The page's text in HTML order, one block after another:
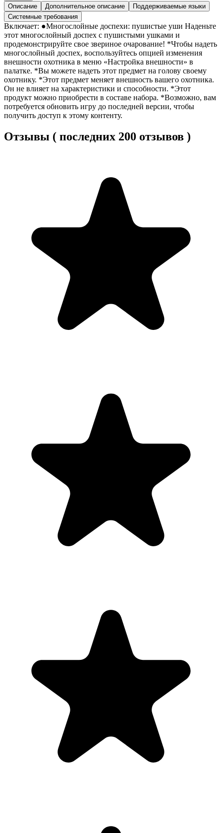
Описание
Дополнительное описание
Поддерживаемые языки
Системные требования
Включает: ●Многослойные доспехи: пушистые уши Наденьте
этот многослойный доспех с пушистыми ушками и
продемонстрируйте свое звериное очарование! *Чтобы надеть
многослойный доспех, воспользуйтесь опцией изменения
внешности охотника в меню «Настройка внешности» в
палатке. *Вы можете надеть этот предмет на голову своему
охотнику. *Этот предмет меняет внешность вашего охотника.
Он не влияет на характеристики и способности. *Этот
продукт можно приобрести в составе набора. *Возможно, вам
потребуется обновить игру до последней версии, чтобы
получить доступ к этому контенту.
Отзывы ( последних 200 отзывов )